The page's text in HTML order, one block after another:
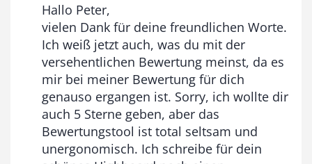
Hallo Peter,
vielen Dank für deine freundlichen Worte.
Ich weiß jetzt auch, was du mit der
versehentlichen Bewertung meinst, da es
mir bei meiner Bewertung für dich
genauso ergangen ist. Sorry, ich wollte dir
auch 5 Sterne geben, aber das
Bewertungstool ist total seltsam und
unergonomisch. Ich schreibe für dein